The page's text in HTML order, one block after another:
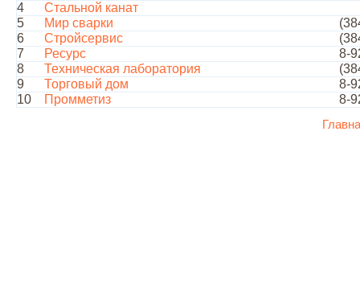
4
Стальной канат
5
Мир сварки
6
Стройсервис
7
Ресурс
8-
8
Техническая лаборатория
9
Торговый дом
8-
10
Промметиз 8-